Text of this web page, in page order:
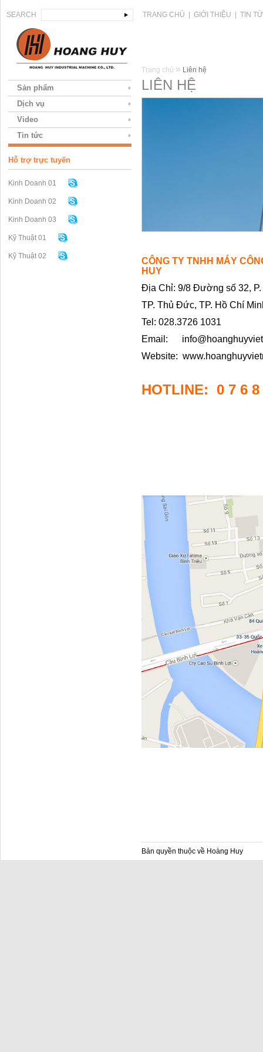
SEARCH TRANG CHỦ GIỚI THIỆU TIN
Trang chủ » Liên hệ
LIÊN HỆ
Sản phẩm
Dịch vụ
Video
Tin tức
Hỗ trợ trực tuyến
Kinh Doanh 01
Kinh Doanh 02
Kinh Doanh 03
Kỹ Thuật 01
Kỹ Thuật 02
CÔNG TY TNHH MÁY
HUY
Địa Chỉ: 9/8 Đường số 32,
TP. Thủ Đức, TP. Hồ Chí
Tel: 028.3726 1031
Email:
Website:
HOTLINE: 0 7 6 8
Bản quyền thuộc về Hoàng Huy